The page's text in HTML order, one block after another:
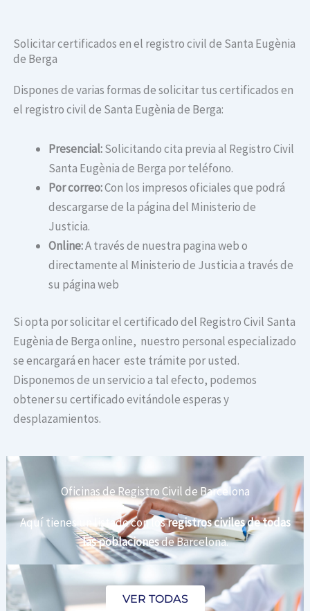
Solicitar certificados en el registro civil de Santa Eugènia
de Berga
Dispones de varias formas de solicitar tus certificados en
el registro civil de Santa Eugènia de Berga:
Presencial:Solicitando cita previa al Registro Civil
Santa Eugènia de Berga por teléfono.
Por correo:Con los impresos oficiales que podrá
descargarse de la página del Ministerio de
Justicia.
Online:A través de nuestra pagina web o
directamente al Ministerio de Justicia a través de
su página web
Si opta por solicitar el certificado del Registro Civil Santa
Eugènia de Berga online, nuestro personal especializado
se encargará en hacer este trámite por usted.
Disponemos de un servicio a tal efecto, podemos
obtener su certificado evitándole esperas y
desplazamientos.
Oficinas de Registro Civil de Barcelona
Aquí tienes un listado con losregistros civiles de todas
las poblacionesde Barcelona.
VER TODAS